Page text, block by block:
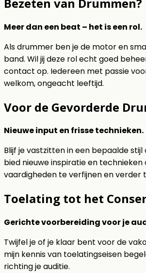
Meer dan een beat – het is een rol.
Als drummer ben je de motor en
band. Wil jij deze rol echt goed
contact op. Iedereen met passie
welkom, ongeacht leeftijd.
Voor de Gevorderde
Nieuwe input en frisse technieken.
Blijf je vastzitten in een bepaalde
bied nieuwe inspiratie en technieken
vaardigheden te verfijnen en verder
Toelating tot het
Gerichte voorbereiding voor je
Twijfel je of je klaar bent voor de
mijn kennis van toelatingseisen
richting je auditie.